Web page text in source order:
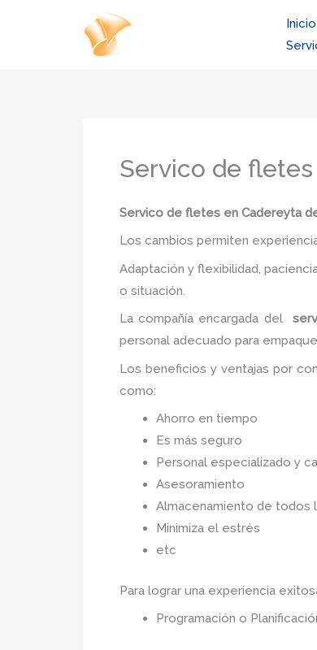
Inicio
Servico de
Servico de fletes en Cadereyta
Los cambios permiten
Adaptación y flexibilidad,
o situación.
La compañía encargada del
personal adecuado para
Los beneficios y ventajas por
como:
Ahorro en tiempo
Es más seguro
Personal especializado y
Asesoramiento
Almacenamiento de todos
Minimiza el estrés
etc
Para lograr una experiencia
Programación o